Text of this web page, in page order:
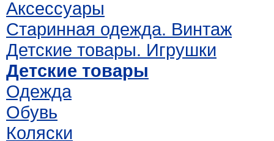
Аксессуары
Старинная одежда. Винтаж
Детские товары. Игрушки
Детские товары
Одежда
Обувь
Коляски